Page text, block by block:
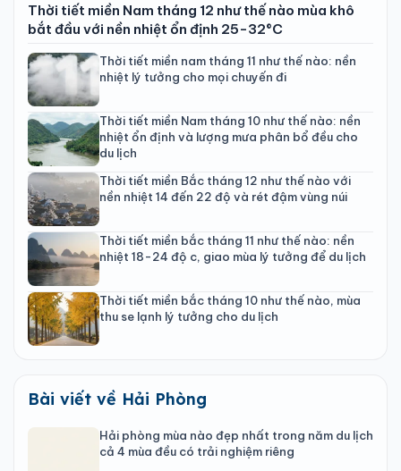
Thời tiết miền Nam tháng 12 như thế nào mùa khô
bắt đầu với nền nhiệt ổn định 25-32°C
Thời tiết miền nam tháng 11 như thế nào: nền
nhiệt lý tưởng cho mọi chuyến đi
Thời tiết miền Nam tháng 10 như thế nào: nền
nhiệt ổn định và lượng mưa phân bổ đều cho
du lịch
Thời tiết miền Bắc tháng 12 như thế nào với
nền nhiệt 14 đến 22 độ và rét đậm vùng núi
Thời tiết miền bắc tháng 11 như thế nào: nền
nhiệt 18-24 độ c, giao mùa lý tưởng để du lịch
Thời tiết miền bắc tháng 10 như thế nào, mùa
thu se lạnh lý tưởng cho du lịch
Bài viết về Hải Phòng
Hải phòng mùa nào đẹp nhất trong năm du lịch
cả 4 mùa đều có trải nghiệm riêng